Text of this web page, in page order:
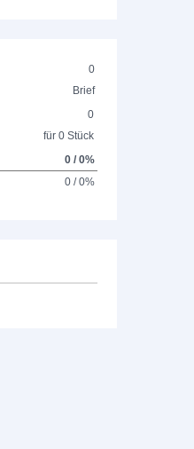
0
Brief
0
für 0 Stück
0 / 0%
0 / 0%